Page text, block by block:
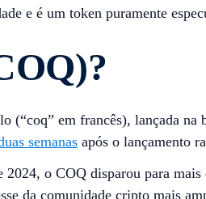
e é um token puramente
(“coq” em francês), lançada na
semanas após o lançamento
2024, o COQ disparou para
da comunidade cripto mais